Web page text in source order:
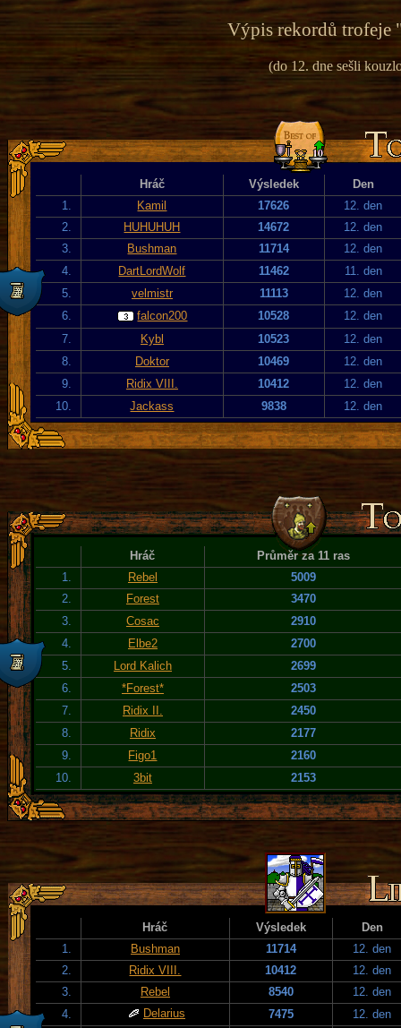
Výpis rekordů trofeje
(do 12. dne sešli
Hráč Výsledek
Den
1.
Kamil 17626
12. den
2.
HUHUHUH 14672
12. den
3.
Bushman 11714
12. den
4.
DartLordWolf 11462
11. den
5.
velmistr 11113
12. den
6.
falcon200 10528
12. den
7.
Kybl 10523
12. den
8.
Doktor 10469
12. den
9.
Ridix VIII. 10412
12. den
10.
Jackass 9838 12. den
Hráč
Průměr za 11 ras
1.
Rebel
5009
2.
Forest
3470
3.
Cosac
2910
4.
Elbe2
2700
5.
Lord Kalich
2699
6.
*Forest*
2503
7.
Ridix II.
2450
8.
Ridix
2177
9.
Figo1
2160
10.
3bit 2153
Hráč Výsledek
Den
1.
Bushman 11714
12. den
2.
Ridix VIII. 10412
12. den
3.
Rebel 8540
12. den
4.
Delarius 7475
12. den